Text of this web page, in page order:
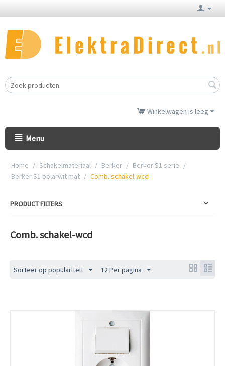
Winkelwagen is leeg
Menu
Home / Schakelmateriaal / Berker / Berker S1 serie /
Berker S1 polarwit mat / Comb. schakel-wcd
PRODUCT FILTERS
Comb. schakel-wcd
Sorteer op populariteit 12 Per pagina